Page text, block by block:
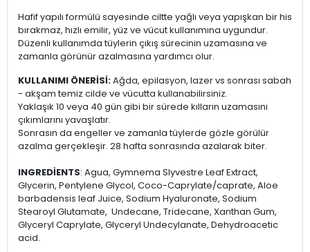
Hafif yapılı formülü sayesinde ciltte yağlı veya yapışkan bir his
bırakmaz, hızlı emilir, yüz ve vücut kullanımına uygundur.
Düzenli kullanımda tüylerin çıkış sürecinin uzamasına ve
zamanla görünür azalmasına yardımcı olur.
KULLANIMI ÖNERİSİ:Ağda, epilasyon, lazer vs sonrası sabah
- akşam temiz cilde ve vücutta kullanabilirsiniz.
Yaklaşık 10 veya 40 gün gibi bir sürede kılların uzamasını
çıkımlarını yavaşlatır.
Sonrasın da engeller ve zamanla tüylerde gözle görülür
azalma gerçekleşir. 28 hafta sonrasında azalarak biter.
INGREDİENTS: Agua, Gymnema Slyvestre Leaf Extract,
Glycerin, Pentylene Glycol, Coco-Caprylate/caprate, Aloe
barbadensis leaf Juice, Sodium Hyaluronate, Sodium
Stearoyl Glutamate, Undecane, Tridecane, Xanthan Gum,
Glyceryl Caprylate, Glyceryl Undecylanate, Dehydroacetic
acid.